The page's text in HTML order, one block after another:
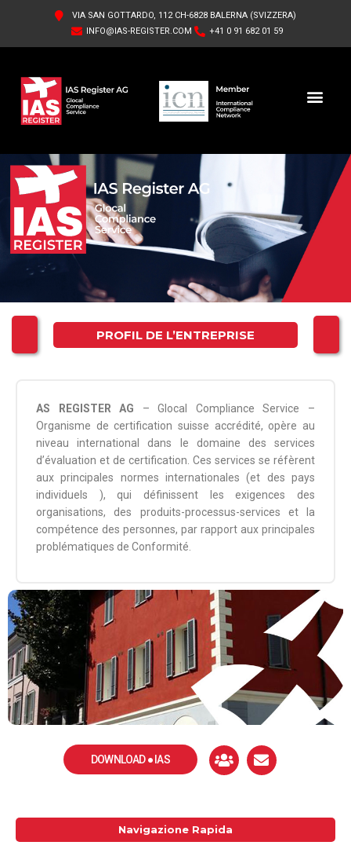
VIA SAN GOTTARDO, 112 CH-6828 BALERNA (SVIZZERA)
INFO@IAS-REGISTER.COM
+41 0 91 682 01 59
PROFIL DE L’ENTREPRISE
AS REGISTER AG – Glocal Compliance Service –
Organisme de certification suisse accrédité, opère au
niveau international dans le domaine des services
d’évaluation et de certification. Ces services se réfèrent
aux principales normes internationales (et des pays
individuels ), qui définissent les exigences des
organisations, des produits-processus-services et la
compétence des personnes, par rapport aux principales
problématiques de Conformité.
DOWNLOAD ● IAS
Navigazione Rapida